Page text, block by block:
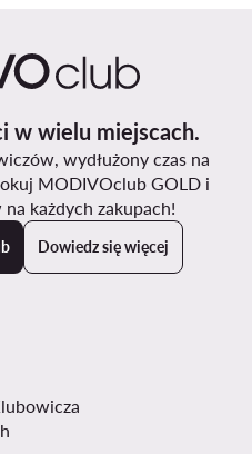
w wielu miejscach.
wydłużony czas na
MODIVOclub GOLD i
każdych zakupach!
Dowiedz się więcej